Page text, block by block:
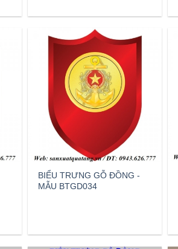
BIỂU TRƯNG GỖ ĐỒNG -
MẪU BTGD034